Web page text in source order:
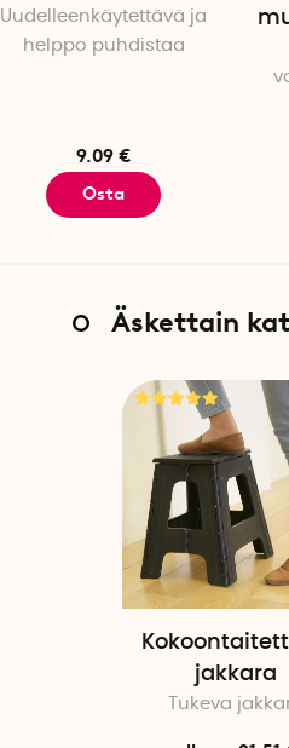
Uudelleenkäytettävä ja
helppo puhdistaa
9.09 €
Osta
Äskettain
jakkara
Tukeva